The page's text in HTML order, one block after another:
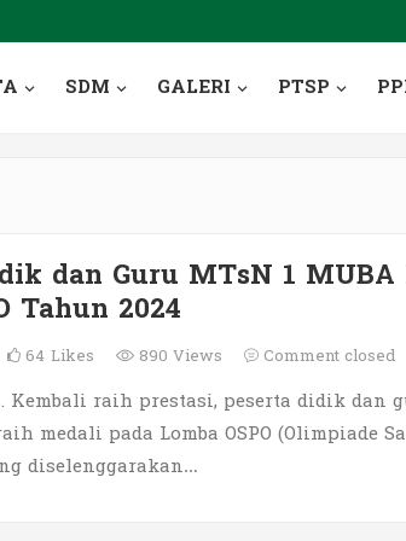
SDM GALERI PTSP
dan Guru MTsN 1
Tahun 2024
64 Likes 890 Views Comment closed
Kembali raih prestasi, peserta didik dan
medali pada Lomba OSPO (Olimpiade
diselenggarakan…